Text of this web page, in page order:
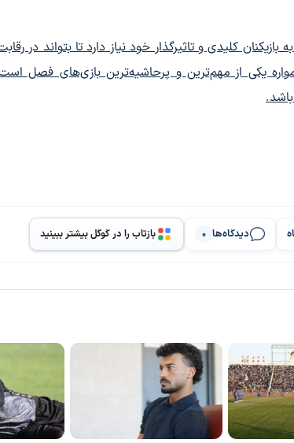
کلیدی و تاثیرگذار خود نیاز دارد تا بتواند در
یکی از مهم‌ترین و پرحاشیه‌ترین بازی‌های فصل
دیدگاه‌ها 0 بازتاب را در گوگل بیشتر ببینید